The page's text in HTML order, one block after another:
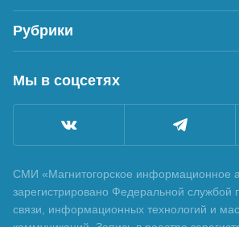
Рубрики
Мы в соцсетях
СМИ «Магнитогорское информационное
зарегистрировано Федеральной службой
связи, информационных технологий и